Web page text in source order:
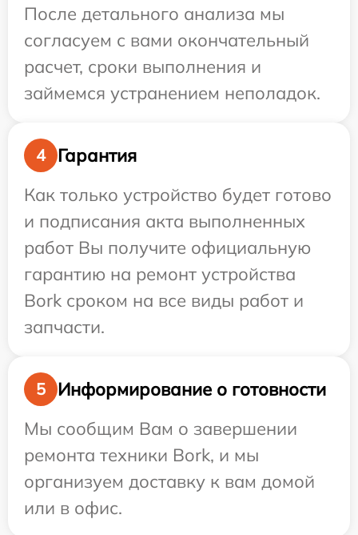
После детального анализа мы
согласуем с вами окончательный
расчет, сроки выполнения и
займемся устранением неполадок.
4
Гарантия
Как только устройство будет готово
и подписания акта выполненных
работ Вы получите официальную
гарантию на ремонт устройства
Bork сроком на все виды работ и
запчасти.
5
Информирование о готовности
Мы сообщим Вам о завершении
ремонта техники Bork, и мы
организуем доставку к вам домой
или в офис.